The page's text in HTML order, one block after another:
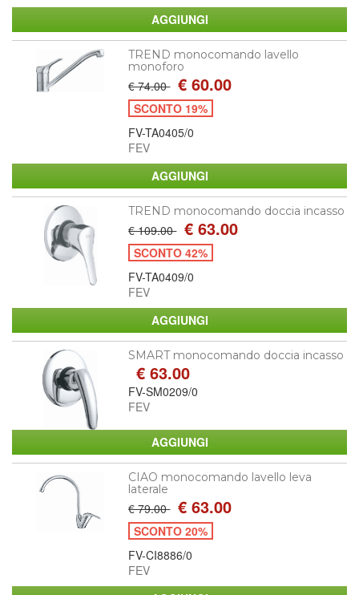
TREND monocomando lavello
monoforo
€ 74.00 € 60.00
SCONTO 19%
FV-TA0405/0
FEV
TREND monocomando doccia incasso
€ 109.00 € 63.00
SCONTO 42%
FV-TA0409/0
FEV
SMART monocomando doccia incasso
€ 63.00
FV-SM0209/0
FEV
CIAO monocomando lavello leva
laterale
€ 79.00 € 63.00
SCONTO 20%
FV-CI8886/0
FEV